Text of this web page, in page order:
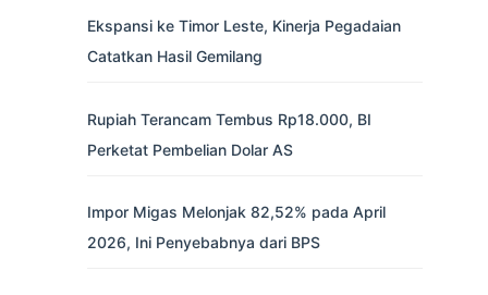
Ekspansi ke Timor Leste, Kinerja Pegadaian
Catatkan Hasil Gemilang
Rupiah Terancam Tembus Rp18.000, BI
Perketat Pembelian Dolar AS
Impor Migas Melonjak 82,52% pada April
2026, Ini Penyebabnya dari BPS